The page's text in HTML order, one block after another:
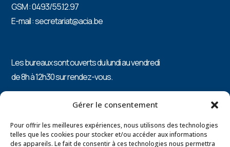
Gérer le consentement
Pour offrir les meilleures expériences, nous utilisons des technologies
telles que les cookies pour stocker et/ou accéder aux informations
des appareils. Le fait de consentir à ces technologies nous permettra
GSM : 0493/55.12.97
E-mail : secretariat@acia.be
Les bureaux sont ouverts du lundi au vendredi
de 8h à 12h30 sur rendez-vous.
PRÉSIDENTE : Catherine ARNOLD 0496/87.82.15